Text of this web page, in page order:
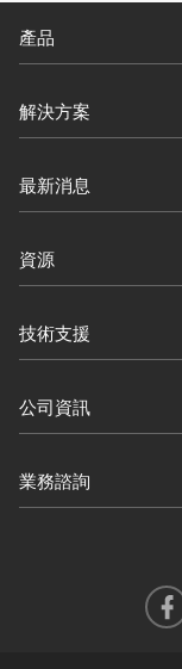
產品
解決方案
最新消息
資源
技術支援
公司資訊
業務諮詢